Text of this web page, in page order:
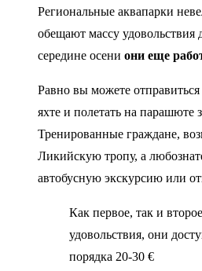
Региональные аквапарки
обещают массу
середине осени они еще
Равно вы можете
яхте и полетать на парашюте
Тренированные граждане,
Ликийскую тропу, а
автобусную экскурсию или
Как первое, так и
удовольствия, они
порядка 20-30 €